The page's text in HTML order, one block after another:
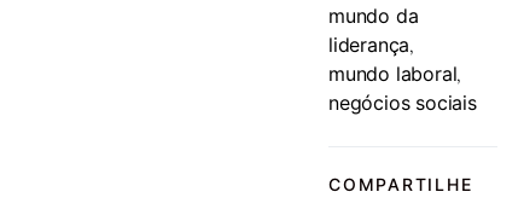
mundo da
liderança,
mundo laboral,
negócios sociais
COMPARTILHE